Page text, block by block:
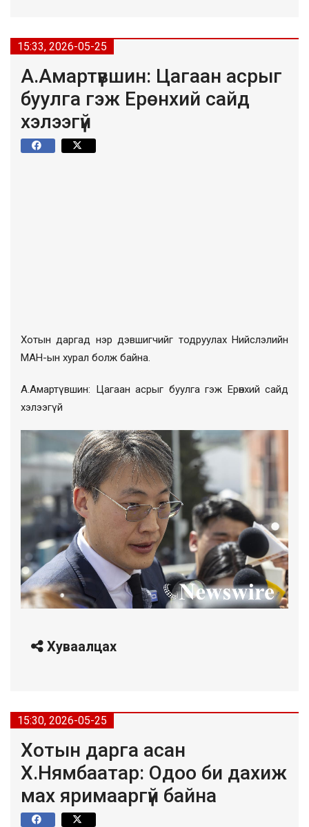
15:33, 2026-05-25
А.Амартүвшин: Цагаан асрыг
буулга гэж Ерөнхий сайд
хэлээгүй
Хотын даргад нэр дэвшигчийг тодруулах Нийслэлийн
МАН-ын хурал болж байна.
А.Амартүвшин: Цагаан асрыг буулга гэж Ерөнхий сайд
хэлээгүй
Хуваалцах
15:30, 2026-05-25
Хотын дарга асан
Х.Нямбаатар: Одоо би дахиж
мах яримааргүй байна